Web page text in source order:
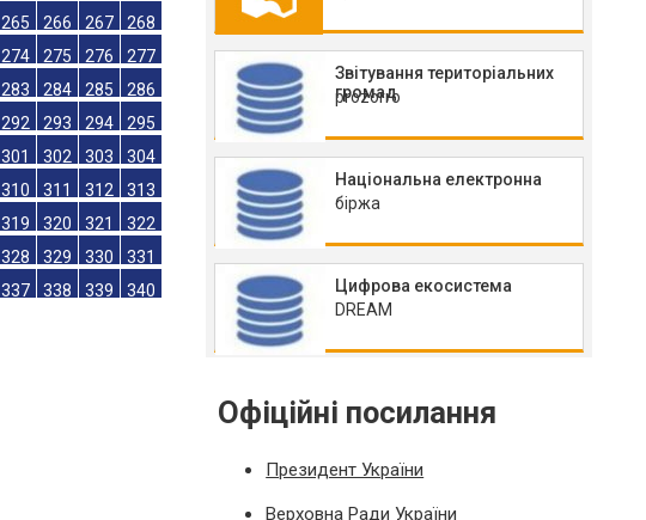
247 248 249
250
256 257 258
259
265 266 267
268
274 275 276
277
283 284 285
286
292 293 294
295
301 302 303
304
310 311 312
313
319 320 321
322
Звітування територіальних
громад
prozorro
Національна електронна
біржа
Цифрова екосистема
DREAM
Офіційні посилання
Президент України
Верховна Ради України